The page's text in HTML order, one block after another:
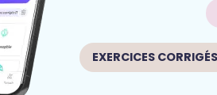
EXERCICES CORRIGÉS